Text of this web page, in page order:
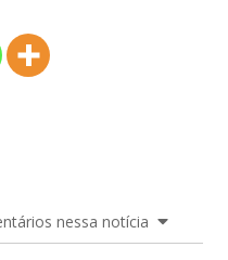
nessa notícia